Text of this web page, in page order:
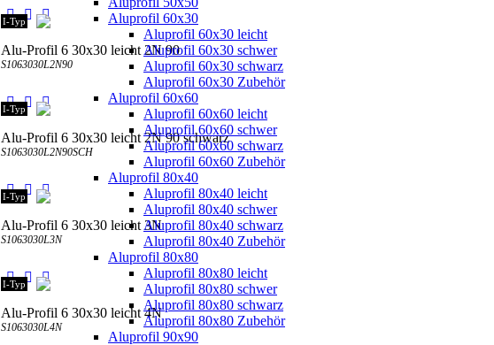
Aluprofil 60x30
Aluprofil 60x30 leicht
Aluprofil 60x30 schwer
Aluprofil 60x30 schwarz
Aluprofil 60x30 Zubehör
Aluprofil 60x60
Aluprofil 60x60 leicht
Aluprofil 60x60 schwer
Aluprofil 60x60 schwarz
Aluprofil 60x60 Zubehör
Aluprofil 80x40
Aluprofil 80x40 leicht
Aluprofil 80x40 schwer
Aluprofil 80x40 schwarz
Aluprofil 80x40 Zubehör
Aluprofil 80x80
Aluprofil 80x80 leicht
Aluprofil 80x80 schwer
Aluprofil 80x80 schwarz
Aluprofil 80x80 Zubehör
Aluprofil 90x90
Alu-Profil 6 30x30 leicht 2N 90
S1063030L2N90
I-Typ
Alu-Profil 6 30x30 leicht 2N 90 schwarz
S1063030L2N90SCH
I-Typ
Alu-Profil 6 30x30 leicht 3N
S1063030L3N
I-Typ
Alu-Profil 6 30x30 leicht 4N
S1063030L4N
I-Typ